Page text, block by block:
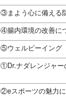
③まよう心に備える
④腸内環境の改善に
⑤ウェルビーイング
①Dr.ナダレンジャー
②eスポーツの魅力に